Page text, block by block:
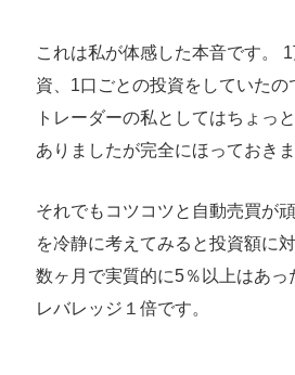
これは私が体感した本音です。
資、1口ごとの投資をしていた
トレーダーの私としてはちょっ
ありましたが完全にほっておきま
それでもコツコツと自動売買が
を冷静に考えてみると投資額に
数ヶ月で実質的に5％以上はあっ
レバレッジ１倍です。